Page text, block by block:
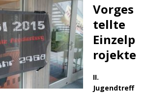
Vorges
tellte
Einzelp
rojekte
II.
Jugendtreff